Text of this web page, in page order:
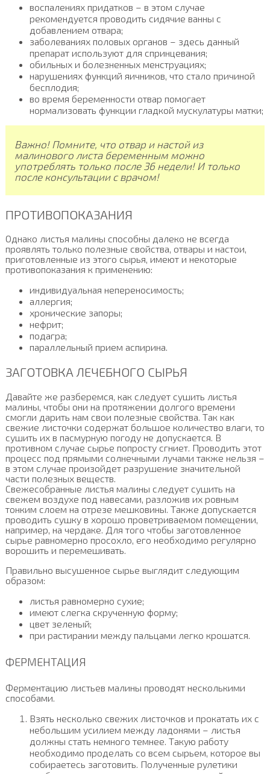
воспалениях придатков – в этом случае
рекомендуется проводить сидячие ванны с
добавлением отвара;
заболеваниях половых органов – здесь данный
препарат используют для спринцевания;
обильных и болезненных менструациях;
нарушениях функций яичников, что стало причиной
бесплодия;
во время беременности отвар помогает
нормализовать функции гладкой мускулатуры матки;
Важно! Помните, что отвар и настой из
малинового листа беременным можно
употреблять только после 36 недели! И только
после консультации с врачом!
ПРОТИВОПОКАЗАНИЯ
Однако листья малины способны далеко не всегда
проявлять только полезные свойства, отвары и настои,
приготовленные из этого сырья, имеют и некоторые
противопоказания к применению:
индивидуальная непереносимость;
аллергия;
хронические запоры;
нефрит;
подагра;
параллельный прием аспирина.
ЗАГОТОВКА ЛЕЧЕБНОГО СЫРЬЯ
Давайте же разберемся, как следует сушить листья
малины, чтобы они на протяжении долгого времени
смогли дарить нам свои полезные свойства. Так как
свежие листочки содержат большое количество влаги, то
сушить их в пасмурную погоду не допускается. В
противном случае сырье попросту сгниет. Проводить этот
процесс под прямыми солнечными лучами также нельзя –
в этом случае произойдет разрушение значительной
части полезных веществ.
Свежесобранные листья малины следует сушить на
свежем воздухе под навесами, разложив их ровным
тонким слоем на отрезе мешковины. Также допускается
проводить сушку в хорошо проветриваемом помещении,
например, на чердаке. Для того чтобы заготовленное
сырье равномерно просохло, его необходимо регулярно
ворошить и перемешивать.
Правильно высушенное сырье выглядит следующим
образом:
листья равномерно сухие;
имеют слегка скрученную форму;
цвет зеленый;
при растирании между пальцами легко крошатся.
ФЕРМЕНТАЦИЯ
Ферментацию листьев малины проводят несколькими
способами.
Взять несколько свежих листочков и прокатать их с
небольшим усилием между ладонями – листья
должны стать немного темнее. Такую работу
необходимо проделать со всем сырьем, которое вы
собираетесь заготовить. Полученные рулетики